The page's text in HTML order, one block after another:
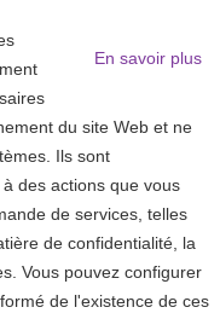
En savoir plus
du site Web et ne
Ils sont
des actions que vous
de services, telles
de confidentialité, la
Vous pouvez configurer
de l'existence de ces